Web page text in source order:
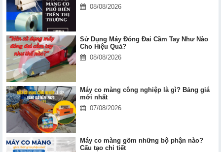
08/08/2026
Sử Dụng Máy Đóng Đai Cầm Tay Như Nào
Cho Hiệu Quả?
08/08/2026
Máy co màng công nghiệp là gì? Bảng giá
mới nhất
07/08/2026
Máy co màng gồm những bộ phận nào?
Cấu tạo chi tiết